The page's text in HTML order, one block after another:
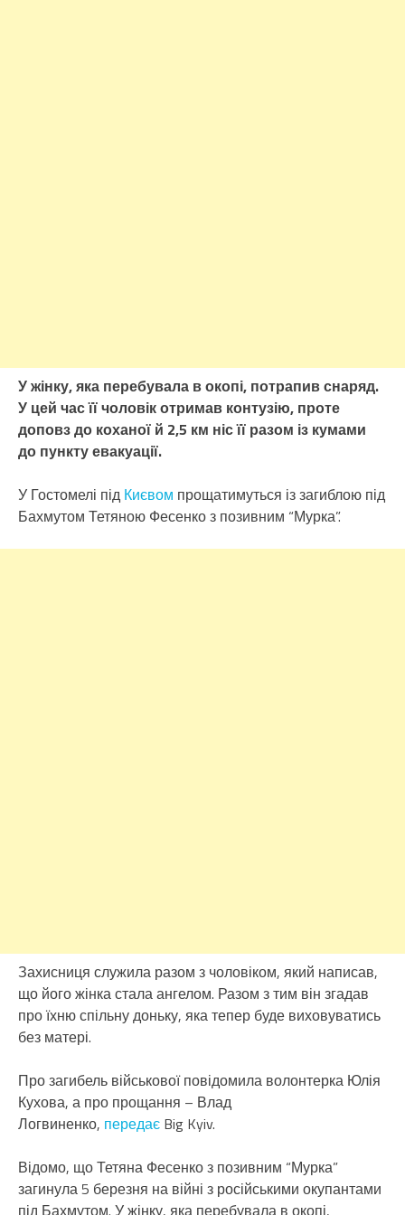
У жінку, яка перебувала в окопі, потрапив снаряд.
У цей час її чоловік отримав контузію, проте
доповз до коханої й 2,5 км ніс її разом із кумами
до пункту евакуації.
У Гостомелі під Києвом прощатимуться із загиблою під
Бахмутом Тетяною Фесенко з позивним “Мурка”.
Захисниця служила разом з чоловіком, який написав,
що його жінка стала ангелом. Разом з тим він згадав
про їхню спільну доньку, яка тепер буде виховуватись
без матері.
Про загибель військової повідомила волонтерка Юлія
Кухова, а про прощання – Влад
Логвиненко, передає Big Kyiv.
Відомо, що Тетяна Фесенко з позивним “Мурка”
загинула 5 березня на війні з російськими окупантами
під Бахмутом. У жінку, яка перебувала в окопі,